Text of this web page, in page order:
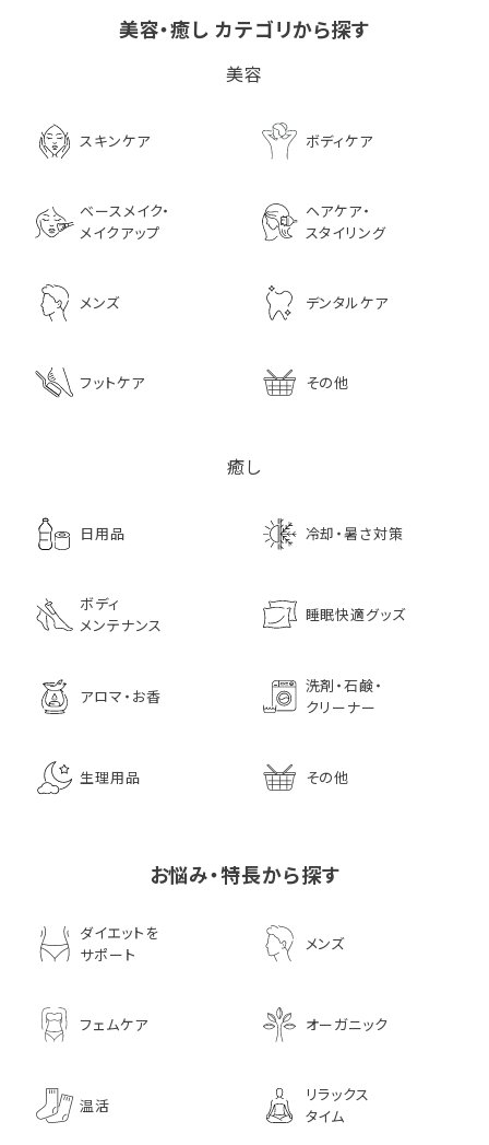
LPLP（ルプルプ） エッ
センスカラートリートメン
美容・癒し カテゴリから探す
美容
スキンケア ボディケア
ベースメイク・
メイクアップ
ヘアケア・
スタイリング
メンズ デンタルケア
フットケア その他
癒し
日用品 冷却・暑さ対策
ボディ
メンテナンス
睡眠快適グッズ
アロマ・お香
洗剤・石鹸・
クリーナー
生理用品 その他
お悩み・特長から探す
ダイエットを
サポート
メンズ
フェムケア オーガニック
温活
リラックス
タイム